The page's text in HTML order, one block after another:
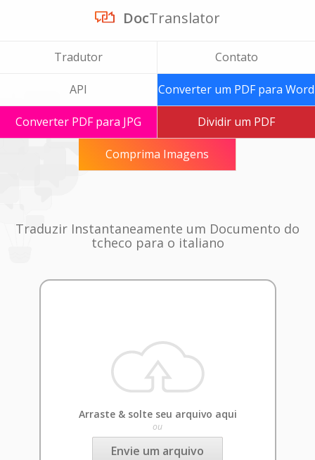
DocTranslator
Tradutor Contato
API Converter um PDF para Word
Converter PDF para JPG Dividir um PDF
Comprima Imagens
Traduzir Instantaneamente um Documento do
tcheco para o italiano
Arraste & solte seu arquivo aqui
ou
Envie um arquivo